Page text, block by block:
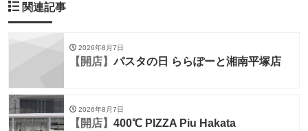
関連記事
2026年8月7日
【開店】パスタの日 ららぽーと湘南平塚店
2026年8月7日
【開店】 400℃ PIZZA Piu Hakata